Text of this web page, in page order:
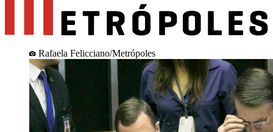
Rafaela Felicciano/Metrópoles